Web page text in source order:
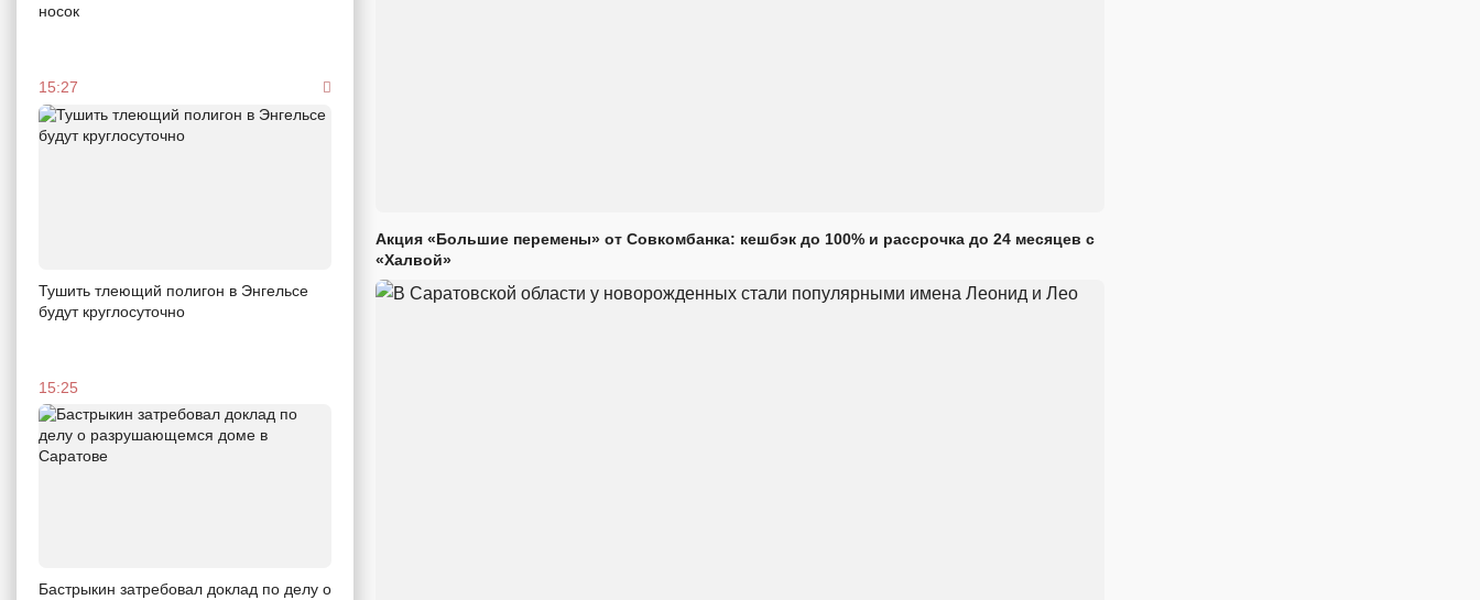
носок
15:27
Тушить тлеющий полигон в Энгельсе
будут круглосуточно
15:25
Бастрыкин затребовал доклад по делу о
Акция «Большие перемены» от Совкомбанка: кешбэк до 100% и рассрочка до 24 месяцев с
«Халвой»